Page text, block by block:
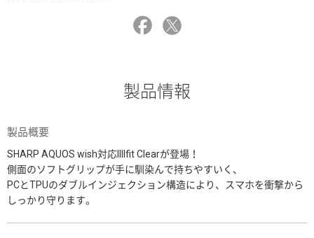
製品情報
製品概要
SHARP AQUOS wish対応IIIIfit Clearが登場！
側面のソフトグリップが手に馴染んで持ちやすいく、
PCとTPUのダブルインジェクション構造により、スマホを衝撃から
しっかり守ります。